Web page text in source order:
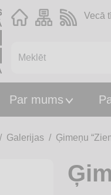
Vecā
Par mums
Galerijas Ģimeņu